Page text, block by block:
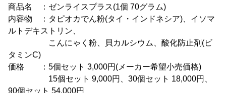
商品名 ：ゼンライスプラス(1個 70グラム)
内容物 ：タピオカでん粉(タイ・インドネシア)、イソマ
ルトデキストリン、
こんにゃく粉、貝カルシウム、酸化防止剤(ビ
タミンC)
価格 ：5個セット 3,000円(メーカー希望小売価格)
15個セット 9,000円、30個セット 18,000円、
90個セット 54,000円